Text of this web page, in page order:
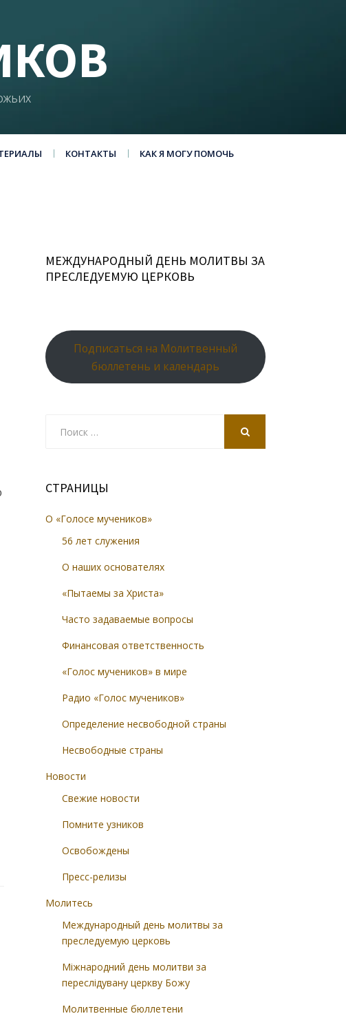
КОНТАКТЫ КАК Я МОГУ ПОМОЧЬ
МЕЖДУНАРОДНЫЙ ДЕНЬ МОЛИТВЫ ЗА
ПРЕСЛЕДУЕМУЮ ЦЕРКОВЬ
Подписаться на Молитвенный
бюллетень и календарь
СТРАНИЦЫ
О «Голосе мучеников»
56 лет служения
О наших основателях
«Пытаемы за Христа»
Часто задаваемые вопросы
Финансовая ответственность
«Голос мучеников» в мире
Радио «Голос мучеников»
Определение несвободной страны
Несвободные страны
Новости
Свежие новости
Помните узников
Освобождены
Пресс-релизы
Молитесь
Международный день молитвы за
преследуемую церковь
Міжнародний день молитви за
переслідувану церкву Божу
Молитвенные бюллетени